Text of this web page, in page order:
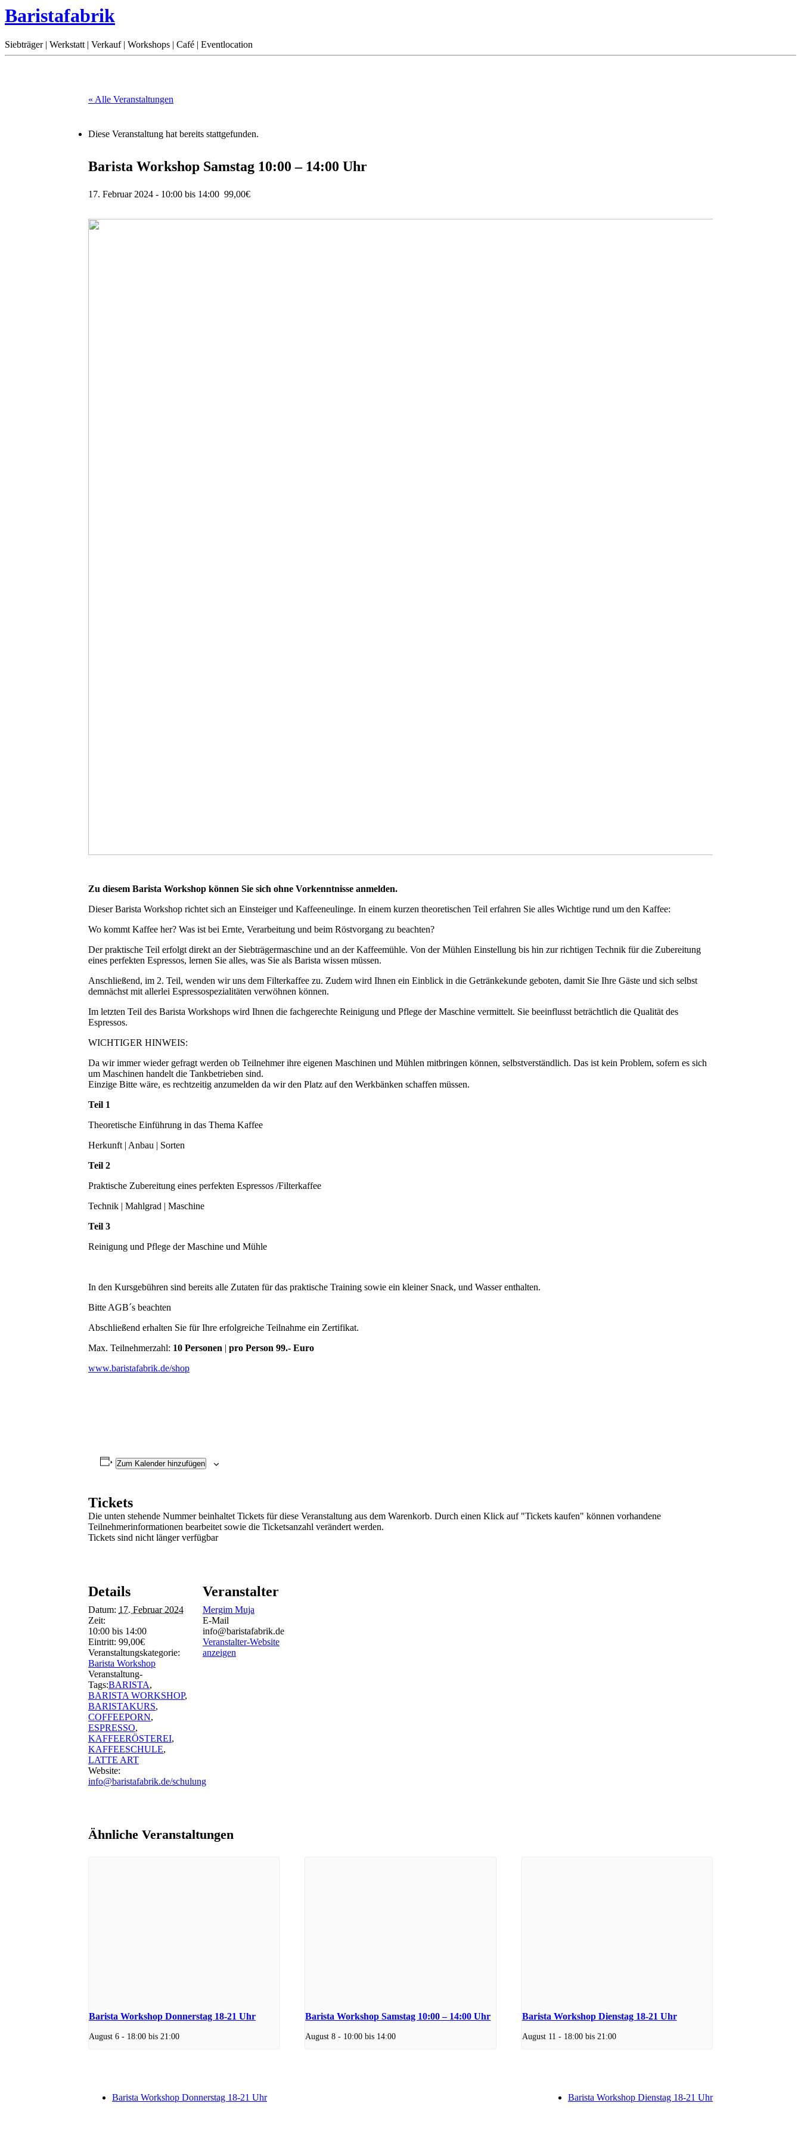
Baristafabrik
Siebträger | Werkstatt | Verkauf | Workshops | Café | Eventlocation
« Alle Veranstaltungen
Diese Veranstaltung hat bereits stattgefunden.
Barista Workshop Samstag 10:00 – 14:00 Uhr
17. Februar 2024 - 10:00 bis 14:00 99,00€
Zu diesem Barista Workshop können Sie sich ohne Vorkenntnisse anmelden.
Dieser Barista Workshop richtet sich an Einsteiger und Kaffeeneulinge. In einem kurzen theoretischen Teil erfahren Sie alles Wichtige rund um den Kaffee:
Wo kommt Kaffee her? Was ist bei Ernte, Verarbeitung und beim Röstvorgang zu beachten?
Der praktische Teil erfolgt direkt an der Siebträgermaschine und an der Kaffeemühle. Von der Mühlen Einstellung bis hin zur richtigen Technik für die Zubereitung
eines perfekten Espressos, lernen Sie alles, was Sie als Barista wissen müssen.
Anschließend, im 2. Teil, wenden wir uns dem Filterkaffee zu. Zudem wird Ihnen ein Einblick in die Getränkekunde geboten, damit Sie Ihre Gäste und sich selbst
demnächst mit allerlei Espressospezialitäten verwöhnen können.
Im letzten Teil des Barista Workshops wird Ihnen die fachgerechte Reinigung und Pflege der Maschine vermittelt. Sie beeinflusst beträchtlich die Qualität des
Espressos.
WICHTIGER HINWEIS:
Da wir immer wieder gefragt werden ob Teilnehmer ihre eigenen Maschinen und Mühlen mitbringen können, selbstverständlich. Das ist kein Problem, sofern es sich
um Maschinen handelt die Tankbetrieben sind.
Einzige Bitte wäre, es rechtzeitig anzumelden da wir den Platz auf den Werkbänken schaffen müssen.
Teil 1
Theoretische Einführung in das Thema Kaffee
Herkunft | Anbau | Sorten
Teil 2
Praktische Zubereitung eines perfekten Espressos /Filterkaffee
Technik | Mahlgrad | Maschine
Teil 3
Reinigung und Pflege der Maschine und Mühle
In den Kursgebühren sind bereits alle Zutaten für das praktische Training sowie ein kleiner Snack, und Wasser enthalten.
Bitte AGB´s beachten
Abschließend erhalten Sie für Ihre erfolgreiche Teilnahme ein Zertifikat.
Max. Teilnehmerzahl: 10 Personen | pro Person 99.- Euro
www.baristafabrik.de/shop
Zum Kalender hinzufügen
Details
Datum: 17. Februar 2024
Zeit:
10:00 bis 14:00
Eintritt: 99,00€
Veranstaltungskategorie:
Barista Workshop
Veranstaltung-
Tags:BARISTA,
BARISTA WORKSHOP,
BARISTAKURS,
COFFEEPORN,
ESPRESSO,
KAFFEERÖSTEREI,
KAFFEESCHULE,
LATTE ART
Website:
info@baristafabrik.de/schulung
Veranstalter
Mergim Muja
E-Mail
info@baristafabrik.de
Veranstalter-Website
anzeigen
Tickets
Die unten stehende Nummer beinhaltet Tickets für diese Veranstaltung aus dem Warenkorb. Durch einen Klick auf "Tickets kaufen" können vorhandene
Teilnehmerinformationen bearbeitet sowie die Ticketsanzahl verändert werden.
Tickets sind nicht länger verfügbar
Ähnliche Veranstaltungen
Barista Workshop Donnerstag 18-21 Uhr
August 6 - 18:00 bis 21:00
Barista Workshop Samstag 10:00 – 14:00 Uhr
August 8 - 10:00 bis 14:00
Barista Workshop Dienstag 18-21 Uhr
August 11 - 18:00 bis 21:00
Barista Workshop Donnerstag 18-21 Uhr Barista Workshop Dienstag 18-21 Uhr